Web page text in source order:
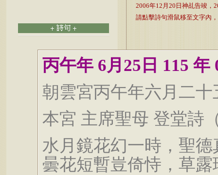
2006年12月20日神乩告竣，
請點擊詩句滑鼠移至文字內
丙午年 6月25日 115 年
朝雲宮丙午年六月二
本宮 主席聖母 登堂詩
水月鏡花幻一時，聖
曇花短暫豈倚恃，草